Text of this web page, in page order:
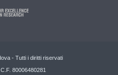
- Tutti i diritti riservati
80006480281